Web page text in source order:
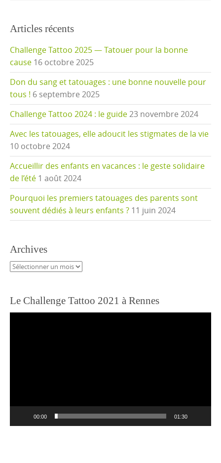
Articles récents
Challenge Tattoo 2025 — Tatouer pour la bonne
cause 16 octobre 2025
Don du sang et tatouages : une bonne nouvelle pour
tous ! 6 septembre 2025
Challenge Tattoo 2024 : le guide23 novembre 2024
Avec les tatouages, elle adoucit les stigmates de la vie
10 octobre 2024
Accueillir des enfants en vacances : le geste solidaire
de l’été 1 août 2024
Pourquoi les premiers tatouages des parents sont
souvent dédiés à leurs enfants ? 11 juin 2024
Archives
Archives
Le Challenge Tattoo 2021 à Rennes
00:00 01:30